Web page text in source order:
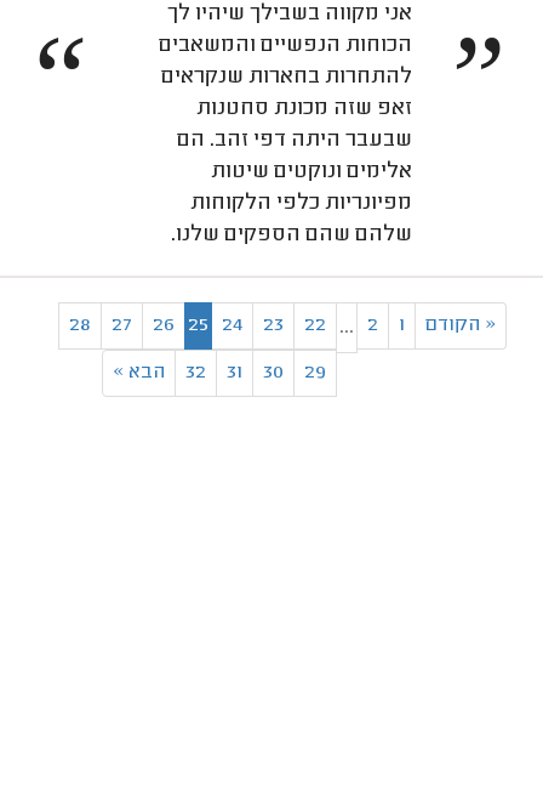
”
אני מקווה בשבילך שיהיו לך
הכוחות הנפשיים והמשאבים
להתחרות בחארות שנקראים
זאפ שזה מכונת סחטנות
שבעבר היתה דפי זהב. הם
אלימים ונוקטים שיטות
מפיונריות כלפי הלקוחות
שלהם שהם הספקים שלנו.
“
« הקודם 1
2
...
22
23
24
25
26
27
28
29
30
31
32 הבא »